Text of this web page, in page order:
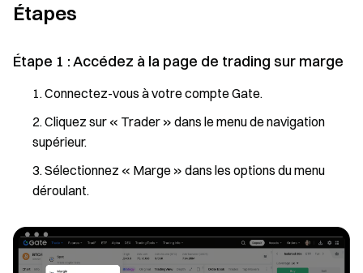
Étapes
Étape 1 : Accédez à la page de trading sur marge
Connectez-vous à votre compte Gate.
Cliquez sur « Trader » dans le menu de navigation
supérieur.
Sélectionnez « Marge » dans les options du menu
déroulant.